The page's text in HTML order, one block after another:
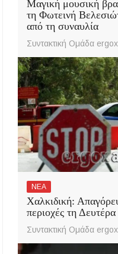
Μαγική μουσική
τη Φωτεινή
από τη συναυλία
Συντακτική Ομάδα
ΝΕΑ
Χαλκιδική:
περιοχές τη
Συντακτική Ομάδα